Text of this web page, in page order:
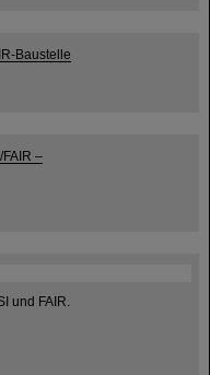
Baustelle
–
und FAIR.